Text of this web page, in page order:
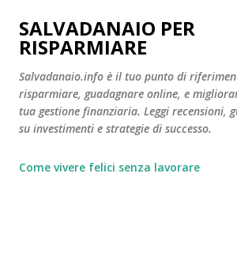
Passa ai contenuti
SALVADANAIO PER
RISPARMIARE
Salvadanaio.info è il tuo punto di
risparmiare, guadagnare online, e
tua gestione finanziaria. Leggi recensioni,
su investimenti e strategie di successo.
Come vivere felici senza lavorare